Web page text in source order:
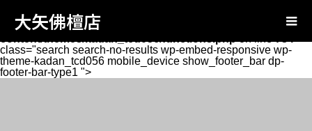
on null in /home/oyabutsudan/oya-
butsudan.com/public_html/wp-
class="search search-no-results wp-embed-responsive wp-
theme-kadan_tcd056 mobile_device show_footer_bar dp-
footer-bar-type1 ">
大矢佛檀店